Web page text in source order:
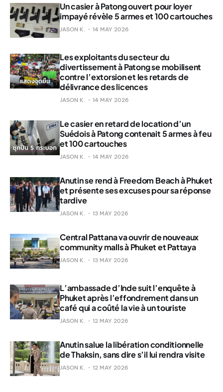
Un casier à Patong ouvert pour loyer
impayé révèle 5 armes et 100 cartouches
JASON K. 14 MAY 2026
Les exploitants du secteur du
divertissement à Patong se mobilisent
contre l’extorsion et les retards de
délivrance des licences
JASON K. 14 MAY 2026
Le casier en retard de location d’un
Suédois à Patong contenait 5 armes à feu
et 100 cartouches
JASON K. 14 MAY 2026
Anutin se rend à Freedom Beach à Phuket
et présente ses excuses pour sa réponse
tardive
JASON K. 13 MAY 2026
Central Pattana va ouvrir de nouveaux
community malls à Phuket et Pattaya
JASON K. 13 MAY 2026
L’ambassade d’Inde suit l’enquête à
Phuket après l’effondrement dans un
café qui a coûté la vie à un touriste
JASON K. 12 MAY 2026
Anutin salue la libération conditionnelle
de Thaksin, sans dire s’il lui rendra visite
JASON K. 12 MAY 2026